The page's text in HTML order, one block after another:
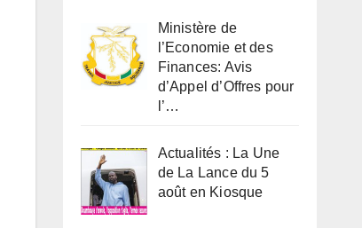
Ministère de
l’Economie et des
Finances: Avis
d’Appel d’Offres pour
l’…
Actualités : La Une
de La Lance du 5
août en Kiosque